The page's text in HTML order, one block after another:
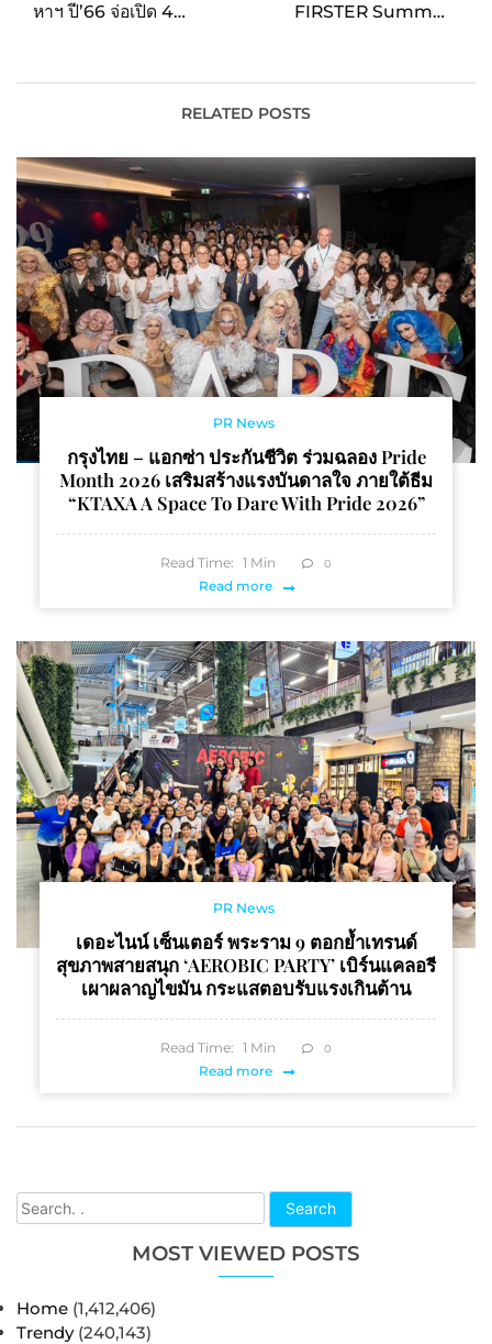
Search
MOST VIEWED POSTS
Home (1,412,406)
Trendy (240,143)
หาฯ ปี’66 จ่อเปิด 4
ญี่ปุ่น “SOTETSU” ร่วมทุน
FIRSTER Summer
Spender ลุ้นรับ
FIRSTER Voucher มูลค่า
RELATED POSTS
PR News
กรุงไทย – แอกซ่า ประกันชีวิต ร่วมฉลอง Pride
Month 2026 เสริมสร้างแรงบันดาลใจ ภายใต้ธีม
“KTAXA A Space To Dare With Pride 2026”
Read Time: 1 Min 0
Read more
PR News
เดอะไนน์ เซ็นเตอร์ พระราม 9 ตอกย้ำเทรนด์
สุขภาพสายสนุก ‘AEROBIC PARTY’ เบิร์นแคลอรี
เผาผลาญไขมัน กระแสตอบรับแรงเกินต้าน
Read Time: 1 Min 0
Read more